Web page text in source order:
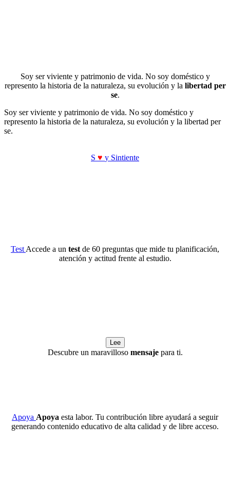
Soy ser viviente y patrimonio de vida. No soy doméstico y
represento la historia de la naturaleza, su evolución y la libertad per
se.
Soy ser viviente y patrimonio de vida. No soy doméstico y
represento la historia de la naturaleza, su evolución y la libertad per
se.
S ♥ y Sintiente
Test Accede a un test de 60 preguntas que mide tu planificación,
atención y actitud frente al estudio.
Lee
Descubre un maravilloso mensajepara ti.
Apoya Apoya esta labor. Tu contribución libre ayudará a seguir
generando contenido educativo de alta calidad y de libre acceso.